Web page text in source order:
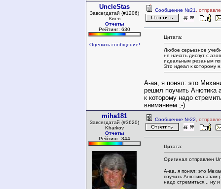
UncleStas
Завсегдатай (#1206)
Киев
Отчеты
Рейтинг: 630
Оценить сообщение!
Сообщение №21 ,
Цитата:
Любое серьезное
не начать диспут с
идеальным резаным
Это идеал к которому
А-аа, я понял: это
решил поучить Анютика
к которому надо
вниманием ;-)
miha181
Завсегдатай (#3620)
Kharkov
Отчеты
Рейтинг: 344
Сообщение №22 ,
Цитата:
Оригинал отправлен
А-аа, я понял: это
поучить Анютика азам
надо стремиться... ну